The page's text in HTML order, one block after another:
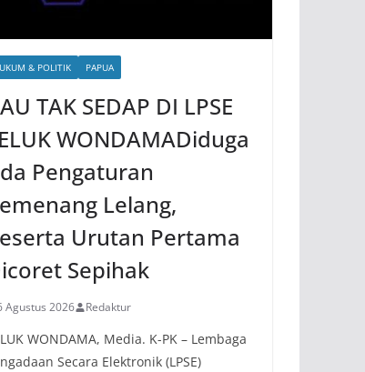
& POLITIK PAPUA
TAK SEDAP DI LPSE
WONDAMADiduga
Pengaturan
Lelang,
Urutan Pertama
Sepihak
Agustus 2026 Redaktur
WONDAMA, Media. K-PK – Lembaga
Secara Elektronik (LPSE)